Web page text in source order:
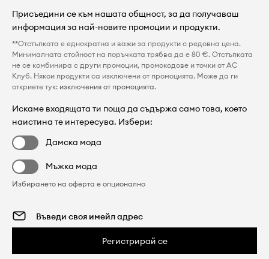
Присъедини се към нашата общност, за да получаваш
информация за най-новите промоции и продукти.
**Отстъпката е еднократна и важи за продукти с редовна цена.
Минималната стойност на поръчката трябва да е 80 €. Отстъпката
не се комбинира с други промоции, промокодове и точки от AC
Клуб. Някои продукти са изключени от промоцията. Може да ги
откриете тук: изключения от промоцията.
Искаме входящата ти поща да съдържа само това, което
наистина те интересува. Избери:
Дамска мода
Мъжка мода
Избирането на оферта е опционално
Регистрирай се